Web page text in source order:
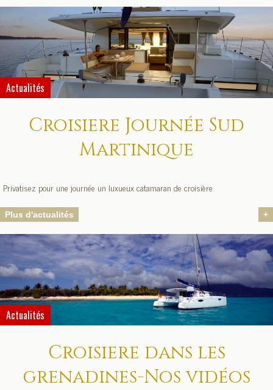
Actualités
Croisiere Journée Sud
Martinique
Privatisez pour une journée un luxueux catamaran de croisière
+
Plus d'actualités
Actualités
Croisiere dans les
grenadines-Nos vidéos